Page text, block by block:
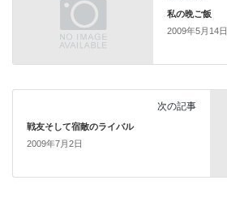
o
k
私の晩ご飯
2009年5月14日
次の記事
戦友そして宿敵のライバル
2009年7月2日